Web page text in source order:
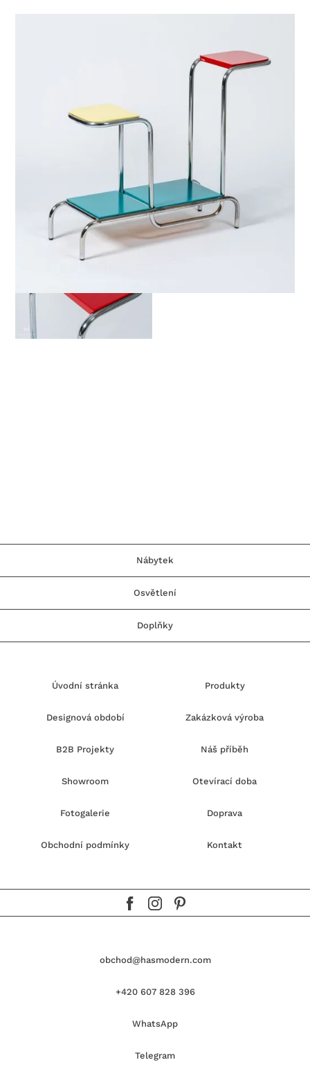
Nábytek
Osvětlení
Doplňky
Úvodní stránka Produkty
Designová období Zakázková výroba
B2B Projekty Náš příběh
Showroom Otevírací doba
Fotogalerie Doprava
Obchodní podmínky Kontakt
obchod@hasmodern.com
+420 607 828 396
WhatsApp
Telegram